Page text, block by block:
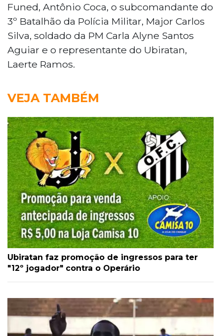
Funed, Antônio Coca, o subcomandante do
3º Batalhão da Polícia Militar, Major Carlos
Silva, soldado da PM Carla Alyne Santos
Aguiar e o representante do Ubiratan,
Laerte Ramos.
VEJA TAMBÉM
Ubiratan faz promoção de ingressos para ter
"12º jogador" contra o Operário